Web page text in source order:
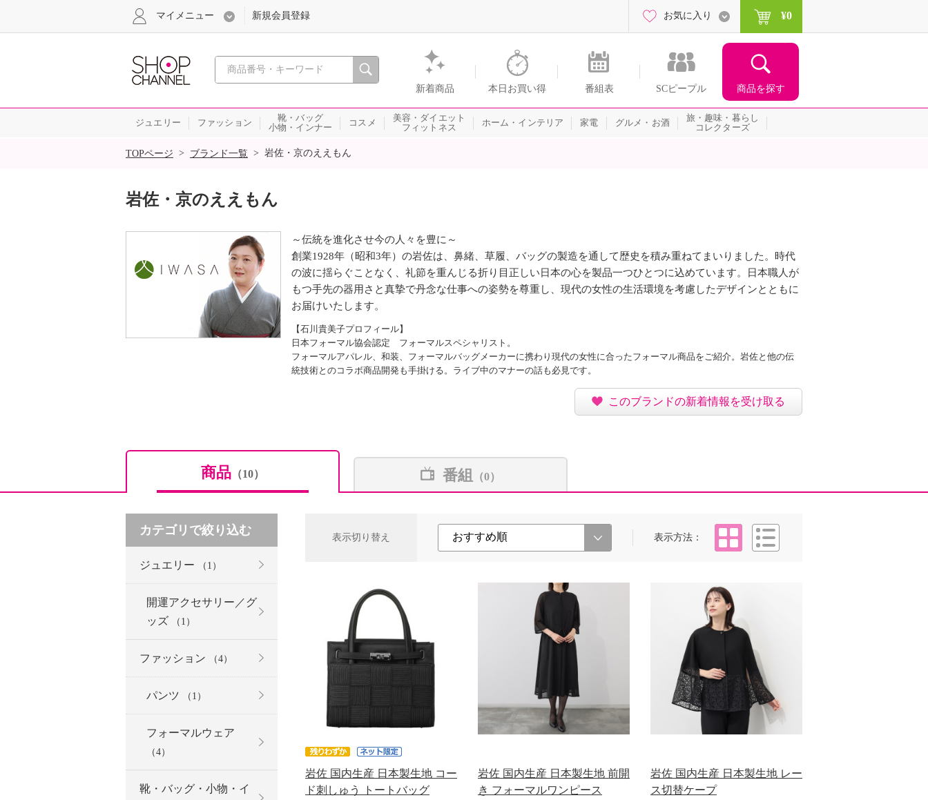
心おどる、瞬間を。通販・テレビショッピングのショップチャンネル
新着商品 本日お買い得 番組表 SCピープル 商品を探す
マイメニュー 新規会員登録 お気に入り ¥0
ジュエリー ファッション
靴・バッグ
小物・インナー
コスメ
美容・ダイエット
フィットネス
ホーム・インテリア 家電 グルメ・お酒
旅・趣味・暮らし
コレクターズ
SALE
TOPページ > ブランド一覧 > 岩佐・京のええもん
岩佐・京のええもん
～伝統を進化させ今の人々を豊に～
創業1928年（昭和3年）の岩佐は、鼻緒、草履、バッグの製造を通して歴史を積み重ねてまいりました。時代
の波に揺らぐことなく、礼節を重んじる折り目正しい日本の心を製品一つひとつに込めています。日本職人が
もつ手先の器用さと真摯で丹念な仕事への姿勢を尊重し、現代の女性の生活環境を考慮したデザインとともに
お届けいたします。
【石川貴美子プロフィール】
日本フォーマル協会認定 フォーマルスペシャリスト。
フォーマルアパレル、和装、フォーマルバッグメーカーに携わり現代の女性に合ったフォーマル商品をご紹介。岩佐と他の伝
統技術とのコラボ商品開発も手掛ける。ライブ中のマナーの話も必見です。
このブランドの新着情報を受け取る
商品 （10） 番組 （0）
表示切り替え 表示方法
タイル
岩佐 国内生産 日本製生地 コー
ド刺しゅう トートバッグ
岩佐 国内生産 日本製生地 前開
き フォーマルワンピース
岩佐 国内生産 日本製生地 レー
ス切替ケープ
カテゴリで絞り込む
ジュエリー （1）
開運アクセサリー／グ
ッズ
（1）
ファッション （4）
パンツ （1）
フォーマルウェア
（4）
靴・バッグ・小物・イ